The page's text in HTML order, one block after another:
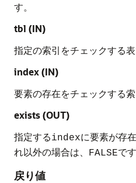
す。
tbl (IN)
指定の索引をチェックする表
index (IN)
要素の存在をチェックする索
exists (OUT)
指定するindexに要素が存
れ以外の場合は、
FALSEです
戻り値